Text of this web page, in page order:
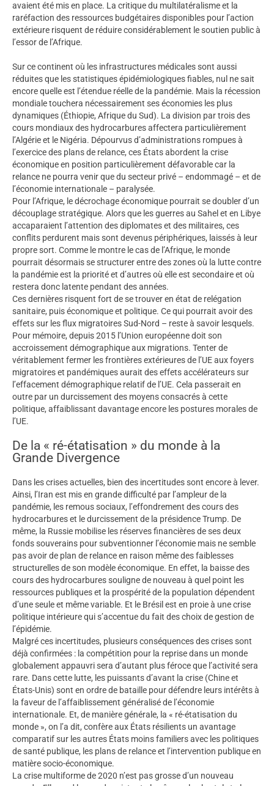
avaient été mis en place. La critique du multilatéralisme et la
raréfaction des ressources budgétaires disponibles pour l’action
extérieure risquent de réduire considérablement le soutien public à
l’essor de l’Afrique.
Sur ce continent où les infrastructures médicales sont aussi
réduites que les statistiques épidémiologiques fiables, nul ne sait
encore quelle est l’étendue réelle de la pandémie. Mais la récession
mondiale touchera nécessairement ses économies les plus
dynamiques (Éthiopie, Afrique du Sud). La division par trois des
cours mondiaux des hydrocarbures affectera particulièrement
l’Algérie et le Nigéria. Dépourvus d’administrations rompues à
l’exercice des plans de relance, ces États abordent la crise
économique en position particulièrement défavorable car la
relance ne pourra venir que du secteur privé – endommagé – et de
l’économie internationale – paralysée.
Pour l’Afrique, le décrochage économique pourrait se doubler d’un
découplage stratégique. Alors que les guerres au Sahel et en Libye
accaparaient l’attention des diplomates et des militaires, ces
conflits perdurent mais sont devenus périphériques, laissés à leur
propre sort. Comme le montre le cas de l’Afrique, le monde
pourrait désormais se structurer entre des zones où la lutte contre
la pandémie est la priorité et d’autres où elle est secondaire et où
restera donc latente pendant des années.
Ces dernières risquent fort de se trouver en état de relégation
sanitaire, puis économique et politique. Ce qui pourrait avoir des
effets sur les flux migratoires Sud-Nord – reste à savoir lesquels.
Pour mémoire, depuis 2015 l’Union européenne doit son
accroissement démographique aux migrations. Tenter de
véritablement fermer les frontières extérieures de l’UE aux foyers
migratoires et pandémiques aurait des effets accélérateurs sur
l’effacement démographique relatif de l’UE. Cela passerait en
outre par un durcissement des moyens consacrés à cette
politique, affaiblissant davantage encore les postures morales de
l’UE.
De la « ré-étatisation » du monde à la
Grande Divergence
Dans les crises actuelles, bien des incertitudes sont encore à lever.
Ainsi, l’Iran est mis en grande difficulté par l’ampleur de la
pandémie, les remous sociaux, l’effondrement des cours des
hydrocarbures et le durcissement de la présidence Trump. De
même, la Russie mobilise les réserves financières de ses deux
fonds souverains pour subventionner l’économie mais ne semble
pas avoir de plan de relance en raison même des faiblesses
structurelles de son modèle économique. En effet, la baisse des
cours des hydrocarbures souligne de nouveau à quel point les
ressources publiques et la prospérité de la population dépendent
d’une seule et même variable. Et le Brésil est en proie à une crise
politique intérieure qui s’accentue du fait des choix de gestion de
l’épidémie.
Malgré ces incertitudes, plusieurs conséquences des crises sont
déjà confirmées : la compétition pour la reprise dans un monde
globalement appauvri sera d’autant plus féroce que l’activité sera
rare. Dans cette lutte, les puissants d’avant la crise (Chine et
États-Unis) sont en ordre de bataille pour défendre leurs intérêts à
la faveur de l’affaiblissement généralisé de l’économie
internationale. Et, de manière générale, la « ré-étatisation du
monde », on l’a dit, confère aux États résilients un avantage
comparatif sur les autres États moins familiers avec les politiques
de santé publique, les plans de relance et l’intervention publique en
matière socio-économique.
La crise multiforme de 2020 n’est pas grosse d’un nouveau